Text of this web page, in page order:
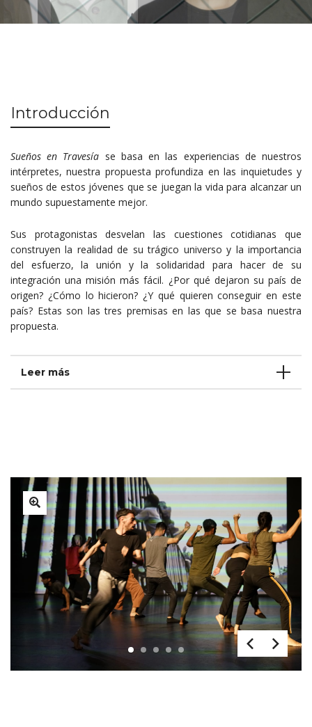
Introducción
Sueños en Travesía se basa en las experiencias de nuestros
intérpretes, nuestra propuesta profundiza en las inquietudes y
sueños de estos jóvenes que se juegan la vida para alcanzar un
mundo supuestamente mejor.
Sus protagonistas desvelan las cuestiones cotidianas que
construyen la realidad de su trágico universo y la importancia
del esfuerzo, la unión y la solidaridad para hacer de su
integración una misión más fácil. ¿Por qué dejaron su país de
origen? ¿Cómo lo hicieron? ¿Y qué quieren conseguir en este
país? Estas son las tres premisas en las que se basa nuestra
propuesta.
Leer más